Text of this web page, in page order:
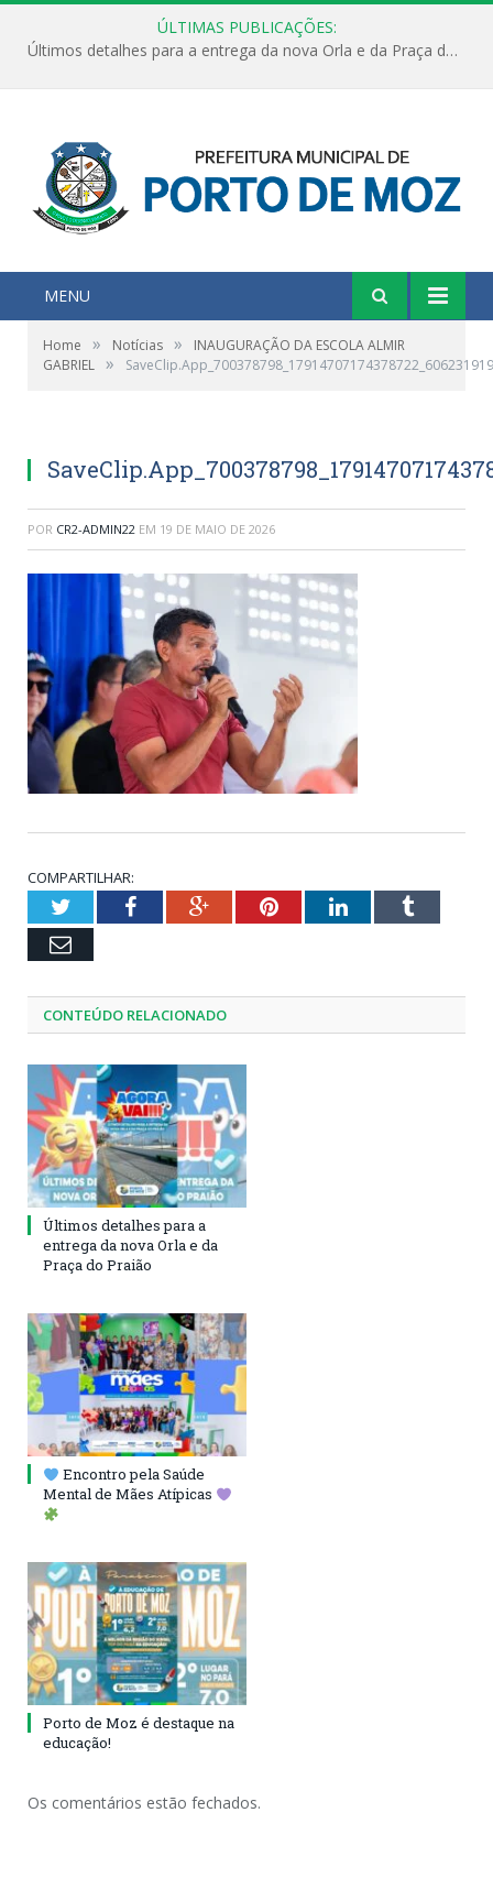
ÚLTIMAS PUBLICAÇÕES:
Últimos detalhes para a entrega da nova Orla e da Praça do Praião
MENU
Home » Notícias »
INAUGURAÇÃO DA ESCOLA ALMIR
GABRIEL »
POR CR2-ADMIN22 EM 19 DE MAIO DE 2026
COMPARTILHAR:
TwitterFacebookGoogle+PinterestLinkedInTumblr
Email
CONTEÚDO RELACIONADO
Últimos detalhes para a
entrega da nova Orla e da
Praça do Praião
Encontro pela Saúde
Mental de Mães Atípicas
Porto de Moz é destaque na
educação!
Os comentários estão fechados.